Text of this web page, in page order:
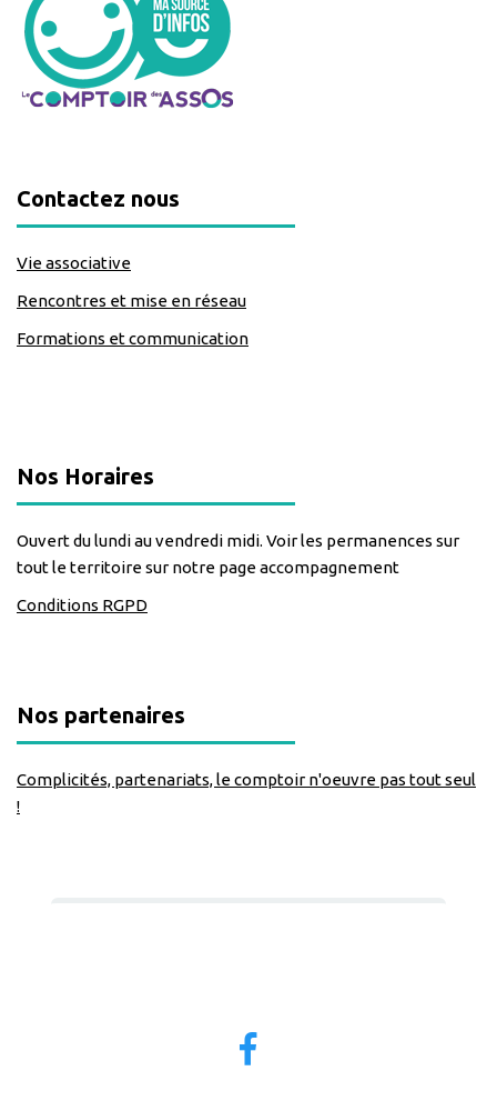
Contactez nous
Vie associative
Rencontres et mise en réseau
Formations et communication
Nos Horaires
Ouvert du lundi au vendredi midi. Voir les permanences sur
tout le territoire sur notre page accompagnement
Conditions RGPD
Nos partenaires
Complicités, partenariats, le comptoir n'oeuvre pas tout seul
!